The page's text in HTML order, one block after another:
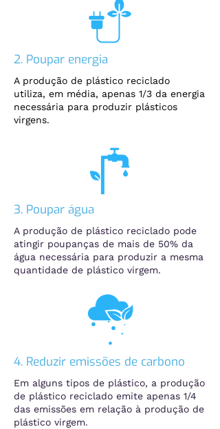
2. Poupar energia
A produção de plástico reciclado
utiliza, em média, apenas 1/3 da energia
necessária para produzir plásticos
virgens.
3. Poupar água
A produção de plástico reciclado pode
atingir poupanças de mais de 50% da
água necessária para produzir a mesma
quantidade de plástico virgem.
4. Reduzir emissões de carbono
Em alguns tipos de plástico, a produção
de plástico reciclado emite apenas 1/4
das emissões em relação à produção de
plástico virgem.